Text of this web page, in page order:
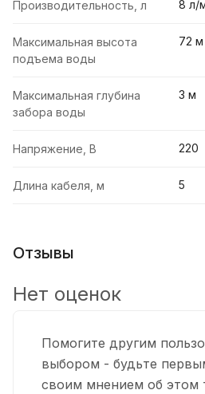
Производительность, л 8 л/
Максимальная высота
подъема воды
72 м
Максимальная глубина
забора воды
3 м
Напряжение, В 220
Длина кабеля, м 5
Отзывы
Помогите другим
выбором - будьте
своим мнением об этом
Нет оценок